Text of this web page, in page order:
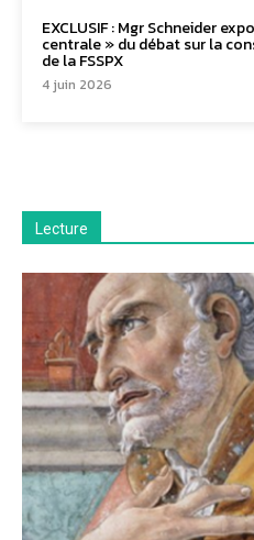
EXCLUSIF : Mgr Schneider
centrale » du débat sur la
de la FSSPX
4 juin 2026
Lecture